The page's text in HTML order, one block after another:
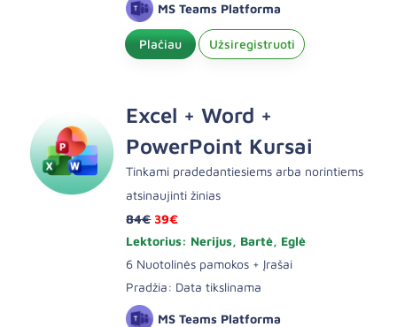
MS Teams Platforma
Plačiau Užsiregistruoti
Excel + Word +
PowerPoint Kursai
Tinkami pradedantiesiems arba norintiems
atsinaujinti žinias
84€ 39€
Lektorius: Nerijus, Bartė, Eglė
6 Nuotolinės pamokos + Įrašai
Pradžia: Data tikslinama
MS Teams Platforma